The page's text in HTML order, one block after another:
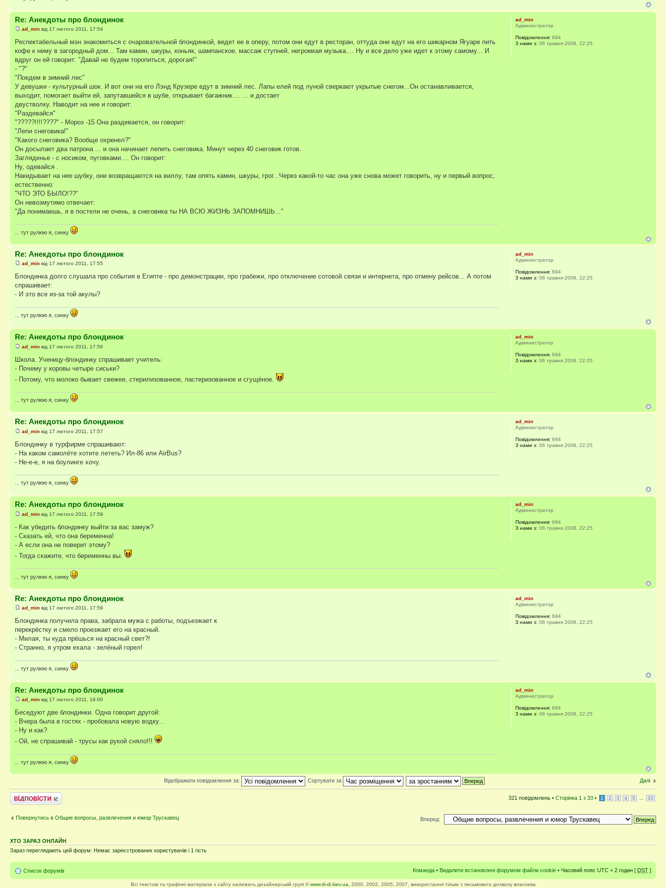
Re: Анекдоты про блондинок
ad_min від 17 лютого 2011, 17:54
Респектабельный мэн знакомиться с очаровательной блондинкой, ведет ее в оперу, потом они едут в ресторан, оттуда они едут на его шикарном Ягуаре пить
кофе к нему в загородный дом... Там камин, шкуры, коньяк, шампанское, массаж ступней, негромкая музыка.... Ну и все дело уже идет к этому самому... И
вдруг он ей говорит: "Давай не будем торопиться, дорогая!"
- "?"
"Поедем в зимний лес"
У девушки - культурный шок. И вот они на его Лэнд Крузере едут в зимний лес. Лапы елей под луной сверкают укрытые снегом...Он останавливается,
выходит, помогает выйти ей, запутавшейся в шубе, открывает багажник.... ... и достает
двустволку. Наводит на нее и говорит:
"Раздевайся"
"?????!!!!????" - Мороз -15 Она раздевается, он говорит:
"Лепи снеговика!"
"Какого снеговика? Вообще охренел?"
Он досылает два патрона ... и она начинает лепить снеговика. Минут через 40 снеговик готов.
Загляденье - с носиком, пуговками.... Он говорит:
Ну, одевайся .
Накидывает на нее шубку, они возвращаются на виллу, там опять камин, шкуры, грог...Через какой-то час она уже снова может говорить, ну и первый вопрос,
естественно:
"ЧТО ЭТО БЫЛО!??"
Он невозмутимо отвечает:
"Да понимаешь, я в постели не очень, а снеговика ты НА ВСЮ ЖИЗНЬ ЗАПОМНИШЬ..."
... тут рулюю я, синку
ad_min
Администратор
Повідомлення: 694
З нами з: 06 травня 2008, 22:25
Re: Анекдоты про блондинок
ad_min від 17 лютого 2011, 17:55
Блондинка долго слушала про события в Египте - про демонстрации, про грабежи, про отключение сотовой связи и интернета, про отмену рейсов... А потом
спрашивает:
- И это все из-за той акулы?
... тут рулюю я, синку
ad_min
Администратор
Повідомлення: 694
З нами з: 06 травня 2008, 22:25
Re: Анекдоты про блондинок
ad_min від 17 лютого 2011, 17:56
Школа. Ученицу-блондинку спрашивает учитель:
- Почему у коровы четыре сиськи?
- Потому, что молоко бывает свежее, стерилизованное, пастеризованное и сгущёное.
... тут рулюю я, синку
ad_min
Администратор
Повідомлення: 694
З нами з: 06 травня 2008, 22:25
Re: Анекдоты про блондинок
ad_min від 17 лютого 2011, 17:57
Блондинку в турфирме спрашивают:
- На каком самолёте хотите лететь? Ил-86 или AirBus?
- Не-е-е, я на боулинге хочу.
... тут рулюю я, синку
ad_min
Администратор
Повідомлення: 694
З нами з: 06 травня 2008, 22:25
Re: Анекдоты про блондинок
ad_min від 17 лютого 2011, 17:59
- Как убедить блондинку выйти за вас замуж?
- Сказать ей, что она беременна!
- А если она не поверит этому?
- Тогда скажите, что беременны вы.
... тут рулюю я, синку
ad_min
Администратор
Повідомлення: 694
З нами з: 06 травня 2008, 22:25
Re: Анекдоты про блондинок
ad_min від 17 лютого 2011, 17:59
Блондинка получила права, забрала мужа с работы, подъезжает к
перекрёстку и смело проезжает его на красный.
- Милая, ты куда прёшься на красный свет?!
- Странно, я утром ехала - зелёный горел!
... тут рулюю я, синку
ad_min
Администратор
Повідомлення: 694
З нами з: 06 травня 2008, 22:25
Re: Анекдоты про блондинок
ad_min від 17 лютого 2011, 18:00
Беседуют две блондинки. Одна говорит другой:
- Вчера была в гостях - пробовала новую водку...
- Ну и как?
- Ой, не спрашивай - трусы как рукой сняло!!!
... тут рулюю я, синку
ad_min
Администратор
Повідомлення: 694
З нами з: 06 травня 2008, 22:25
Далі
Відображати повідомлення за: Сортувати за
Відповісти 321 повідомлень • Сторінка 1 з 33 • 1 2 3 4 5 33
Повернутись в Общие вопросы, развлечения и юмор Трускавец Вперед:
ХТО ЗАРАЗ ОНЛАЙН
Зараз переглядають цей форум: Немає зареєстрованих користувачів і 1 гість
Список форумів Команда • Видалити встановлені форумом файли cookie • Часовий пояс UTC + 2 годин [ DST ]
Всі текстові та графічні матеріали з сайту належать дизайнерській групі ©www.di-di.kiev.ua, 2000, 2002, 2005, 2007, використання тільки з письмового дозволу власника